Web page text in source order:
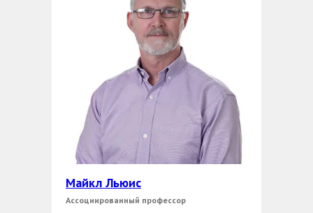
Майкл Льюис
Ассоциированный профессор